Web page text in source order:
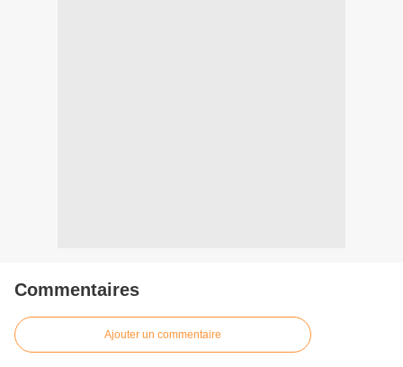
Commentaires
Ajouter un commentaire